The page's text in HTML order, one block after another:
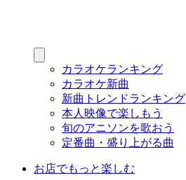
カラオケランキング
カラオケ新曲
新曲トレンドランキング
本人映像で楽しもう
旬のアニソンを歌おう
定番曲・盛り上がる曲
お店でもっと楽しむ